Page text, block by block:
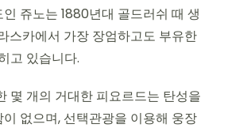
쥬노는 1880년대 골드러쉬 때 생
스카에서 가장 장엄하고도 부유한
고 있습니다.
몇 개의 거대한 피요르드는 탄성을
없으며, 선택관광을 이용해 웅장